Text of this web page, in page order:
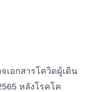
เอกสารโควิดผู้เดิน
หลังโรคโค